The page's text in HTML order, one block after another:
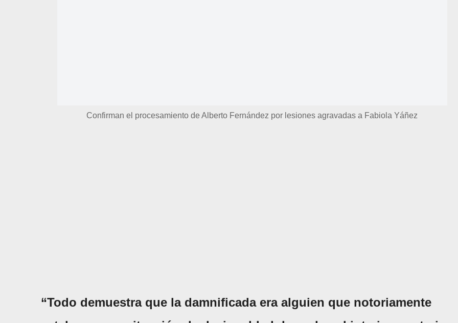
Confirman el procesamiento de Alberto Fernández por lesiones agravadas a Fabiola Yáñez
“Todo demuestra que la damnificada era alguien que notoriamente